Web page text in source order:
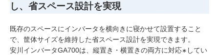
し、省スペース設計を実現
既存のスペースにインバータを横向きに寝かせて設置すること
で、筐体サイズを維持した省スペース設計を実現できます。
安川インバータGA700は、縦置き・横置きの両方に対応∗ してい